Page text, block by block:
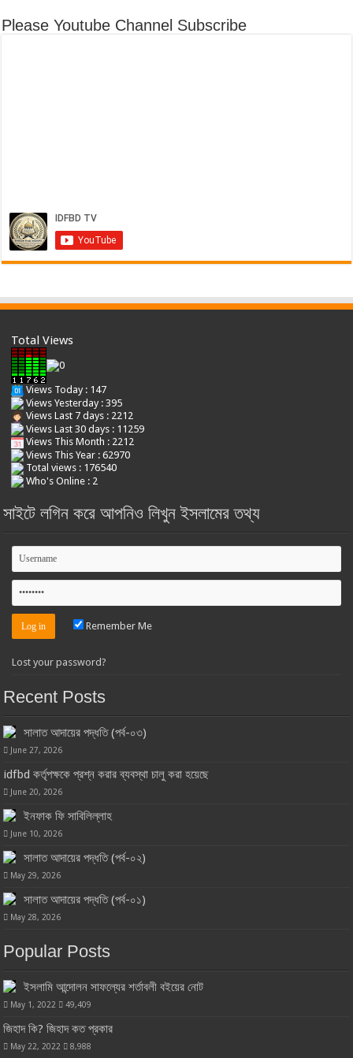
Please Youtube Channel Subscribe
Total Views
Views Today : 147
Views Yesterday : 395
Views Last 7 days : 2212
Views Last 30 days : 11259
Views This Month : 2212
Views This Year : 62970
Total views : 176540
Who's Online : 2
সাইটে লগিন করে আপনিও লিখুন ইসলামের তথ্য
Remember Me
Lost your password?
Recent Posts
সালাত আদায়ের পদ্ধতি (পর্ব-০৩)
June 27, 2026
idfbd কর্তৃপক্ষকে প্রশ্ন করার ব্যবস্থা চালু করা হয়েছে
June 20, 2026
ইনফাক ফি সাবিলিল্লাহ
June 10, 2026
সালাত আদায়ের পদ্ধতি (পর্ব-০২)
May 29, 2026
সালাত আদায়ের পদ্ধতি (পর্ব-০১)
May 28, 2026
Popular Posts
ইসলামি আন্দোলন সাফল্যের শর্তাবলী বইয়ের নোট
May 1, 2022 49,409
জিহাদ কি? জিহাদ কত প্রকার
May 22, 2022 8,988